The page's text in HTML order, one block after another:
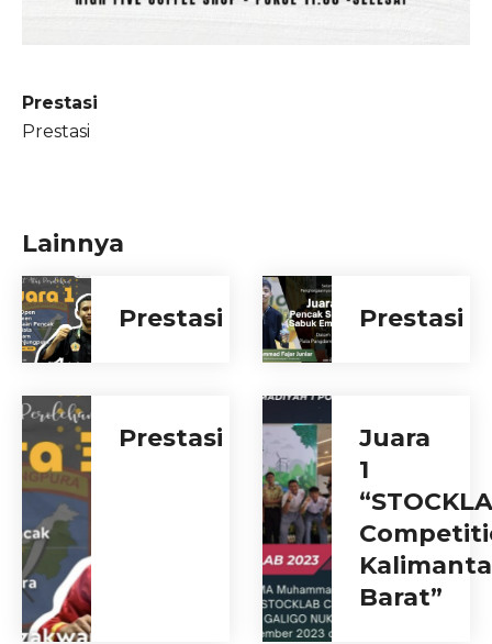
Prestasi
Prestasi
Lainnya
Prestasi Prestasi
Prestasi
Juara
1
Barat”